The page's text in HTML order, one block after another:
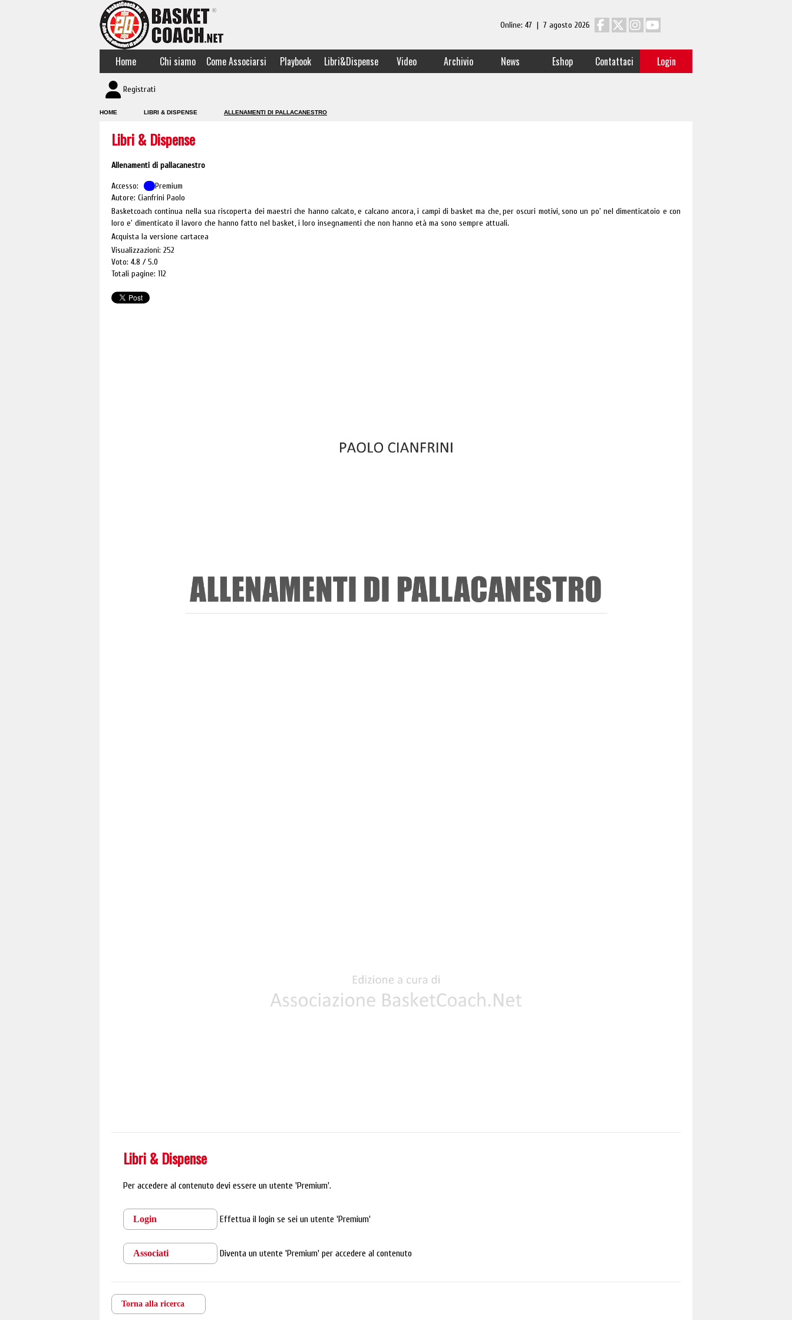
Online: 47 | 7 agosto 2026
Home Chi siamo Come Associarsi Playbook Libri&Dispense Video Archivio News Eshop Contattaci Login
Registrati
HOME LIBRI & DISPENSE ALLENAMENTI DI PALLACANESTRO
Libri & Dispense
Allenamenti di pallacanestro
Accesso:
Premium
Autore: Cianfrini Paolo
Basketcoach continua nella sua riscoperta dei maestri che hanno calcato, e calcano ancora, i campi di basket ma che, per oscuri motivi, sono un po' nel dimenticatoio e con
loro e' dimenticato il lavoro che hanno fatto nel basket, i loro insegnamenti che non hanno età ma sono sempre attuali.
Acquista la versione cartacea
Visualizzazioni: 252
Voto: 4.8
5.0
Totali pagine: 112
Libri & Dispense
Per accedere al contenuto devi essere un utente 'Premium'.
Login Effettua il login se sei un utente 'Premium'
Associati Diventa un utente 'Premium' per accedere al contenuto
Torna alla ricerca